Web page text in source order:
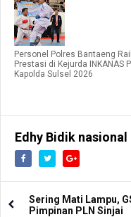
Personel Polres Bantaeng
Prestasi di Kejurda INKANAS
Kapolda Sulsel 2026
Edhy Bidik nasional
Sering Mati Lampu,
Pimpinan PLN Sinjai